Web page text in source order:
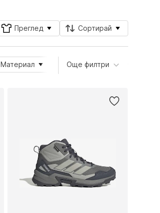
Преглед Сортирай
Материал Форма на обувката
Още филтри